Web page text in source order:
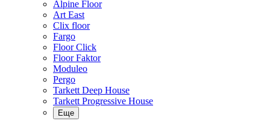
Alpine Floor
Art East
Clix floor
Fargo
Floor Click
Floor Faktor
Moduleo
Pergo
Tarkett Deep House
Tarkett Progressive House
Еще